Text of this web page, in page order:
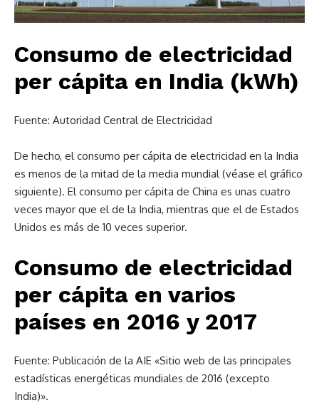
Consumo de electricidad
per cápita en India (kWh)
Fuente: Autoridad Central de Electricidad
De hecho, el consumo per cápita de electricidad en la India
es menos de la mitad de la media mundial (véase el gráfico
siguiente). El consumo per cápita de China es unas cuatro
veces mayor que el de la India, mientras que el de Estados
Unidos es más de 10 veces superior.
Consumo de electricidad
per cápita en varios
países en 2016 y 2017
Fuente: Publicación de la AIE «Sitio web de las principales
estadísticas energéticas mundiales de 2016 (excepto
India)».